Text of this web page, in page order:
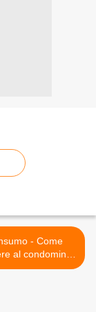
- Come
al condominio!
>